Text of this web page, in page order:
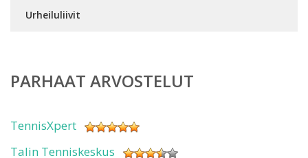
Urheiluliivit
PARHAAT ARVOSTELUT
TennisXpert
Talin Tenniskeskus